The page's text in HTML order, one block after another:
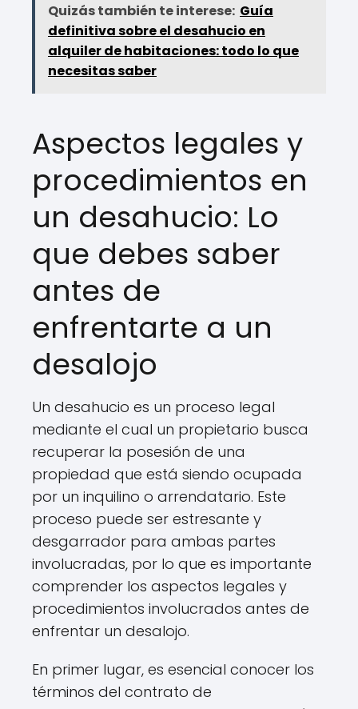
Quizás también te interese: Guía
definitiva sobre el desahucio en
alquiler de habitaciones: todo lo que
necesitas saber
Aspectos legales y
procedimientos en
un desahucio: Lo
que debes saber
antes de
enfrentarte a un
desalojo
Un desahucio es un proceso legal
mediante el cual un propietario busca
recuperar la posesión de una
propiedad que está siendo ocupada
por un inquilino o arrendatario. Este
proceso puede ser estresante y
desgarrador para ambas partes
involucradas, por lo que es importante
comprender los aspectos legales y
procedimientos involucrados antes de
enfrentar un desalojo.
En primer lugar, es esencial conocer los
términos del contrato de